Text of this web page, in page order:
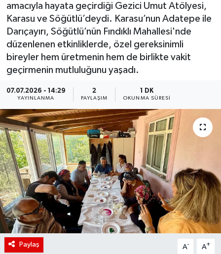
amacıyla hayata geçirdiği Gezici Umut Atölyesi,
Karasu ve Söğütlü’deydi. Karasu’nun Adatepe ile
Darıçayırı, Söğütlü’nün Fındıklı Mahallesi'nde
düzenlenen etkinliklerde, özel gereksinimli
bireyler hem üretmenin hem de birlikte vakit
geçirmenin mutluluğunu yaşadı.
07.07.2026 - 14:29
YAYINLANMA
2
PAYLAŞIM
1 DK
OKUNMA SÜRESI
Paylaş A- A+